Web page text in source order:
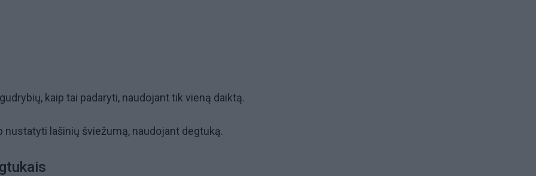
kaip tai padaryti, naudojant tik vieną daiktą.
nustatyti lašinių šviežumą, naudojant degtuką.